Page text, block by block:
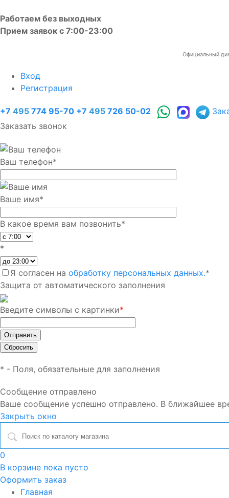
Работаем без выходных
Прием заявок с 7:00-23:00
Официальный
Вход
Регистрация
+7 495 774 95-70 +7 495 726 50-02
Заказать звонок
Ваш телефон*
Ваше имя*
В какое время вам позвонить*
*
Я согласен на обработку персональных данных.*
Защита от автоматического заполнения
Введите символы с картинки*
* - Поля, обязательные для заполнения
Сообщение отправлено
Ваше сообщение успешно отправлено. В ближайшее
Закрыть окно
0
В корзине пока пусто
Оформить заказ
Главная